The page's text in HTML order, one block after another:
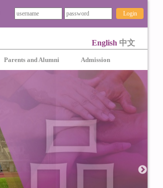
Login
English 中文
Parents and Alumni Admission